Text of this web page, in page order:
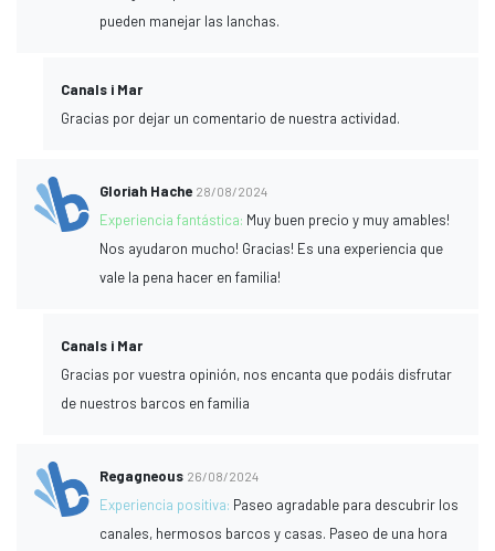
pueden manejar las lanchas.
Canals i Mar
Gracias por dejar un comentario de nuestra actividad.
Gloriah Hache 28/08/2024
Experiencia fantástica: Muy buen precio y muy amables!
Nos ayudaron mucho! Gracias! Es una experiencia que
vale la pena hacer en familia!
Canals i Mar
Gracias por vuestra opinión, nos encanta que podáis disfrutar
de nuestros barcos en familia
Regagneous 26/08/2024
Experiencia positiva: Paseo agradable para descubrir los
canales, hermosos barcos y casas. Paseo de una hora